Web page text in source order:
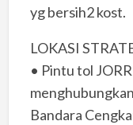
yg bersih2 kost.
LOKASI
• Pintu tol
Bandara